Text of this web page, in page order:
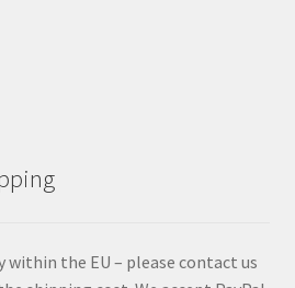
the EU – please contact us